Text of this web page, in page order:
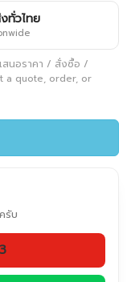
ทั่วไทย
สนอราคา / สั่งซื้อ /
a quote, order, or
รับ